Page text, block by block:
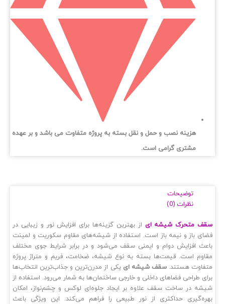
هزینه نصب و حمل و نقل بسته به پروژه متفاوت می باشد و بر عهده
مشتری گرامی است.
توضیحات
نظرات (0)
متحرک شیشه‌ ایاز بهترین گزینه‌ها برای افزایش نور و زیبایی در
باز و نیمه‌ باز است. استفاده از شیشه‌های مقاوم سکوریت و لمینت
افزایش دوام و ایمنی سقف می‌شود و در برابر شرایط جوی مختلف
است. قیمت‌ها بسته به نوع شیشه، ضخامت، فریم و متراژ پروژه
هستند.سقف شیشه‌ اییکی از مدرن‌ترین و جذاب‌ترین انتخاب‌ها
طراحی فضاهای داخلی و خارجی ساختمان‌ها به شمار می‌رود. استفاده از
در ساخت سقف علاوه بر ایجاد جلوه‌ای لوکس و چشم‌نواز، امکان
حداکثری از نور طبیعی را فراهم می‌کند. این ویژگی باعث